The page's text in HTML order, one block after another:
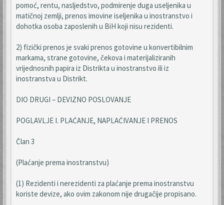
pomoć, rentu, nasljedstvo, podmirenje duga useljenika u
matičnoj zemlji, prenos imovine iseljenika u inostranstvo i
dohotka osoba zaposlenih u BiH koji nisu rezidenti.
2) fizički prenos je svaki prenos gotovine u konvertibilnim
markama, strane gotovine, čekova i materijaliziranih
vrijednosnih papira iz Distrikta u inostranstvo ili iz
inostranstva u Distrikt.
DIO DRUGI – DEVIZNO POSLOVANJE
POGLAVLJE I. PLAĆANJE, NAPLAĆIVANJE I PRENOS
Član 3
(Plaćanje prema inostranstvu)
(1) Rezidenti i nerezidenti za plaćanje prema inostranstvu
koriste devize, ako ovim zakonom nije drugačije propisano.